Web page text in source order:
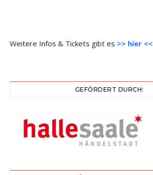
Weitere Infos & Tickets gibt es >> hier <<
GEFÖRDERT DURCH: